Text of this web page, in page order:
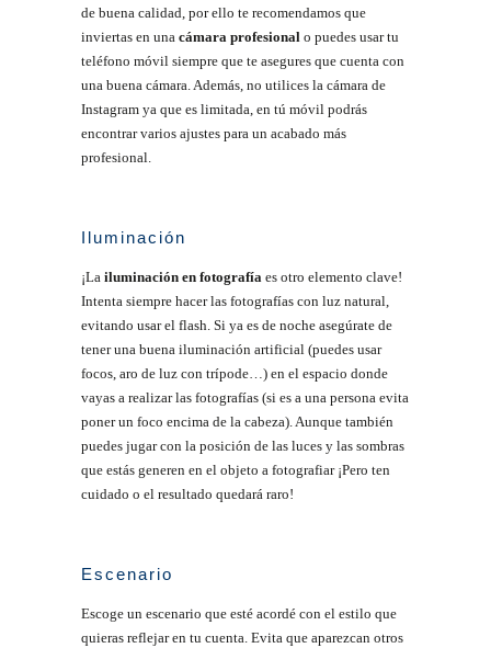
de buena calidad, por ello te recomendamos que
inviertas en una cámara profesional o puedes usar tu
teléfono móvil siempre que te asegures que cuenta con
una buena cámara. Además, no utilices la cámara de
Instagram ya que es limitada, en tú móvil podrás
encontrar varios ajustes para un acabado más
profesional.
Iluminación
¡La iluminación en fotografía es otro elemento clave!
Intenta siempre hacer las fotografías con luz natural,
evitando usar el flash. Si ya es de noche asegúrate de
tener una buena iluminación artificial (puedes usar
focos, aro de luz con trípode…) en el espacio donde
vayas a realizar las fotografías (si es a una persona evita
poner un foco encima de la cabeza). Aunque también
puedes jugar con la posición de las luces y las sombras
que estás generen en el objeto a fotografiar ¡Pero ten
cuidado o el resultado quedará raro!
Escenario
Escoge un escenario que esté acordé con el estilo que
quieras reflejar en tu cuenta. Evita que aparezcan otros